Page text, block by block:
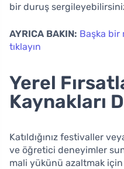
bir duruş
AYRICA BAKIN: Başka bir
tıklayın
Yerel
Kaynakları
Katıldığınız festivaller
ve öğretici deneyimler
mali yükünü azaltmak için